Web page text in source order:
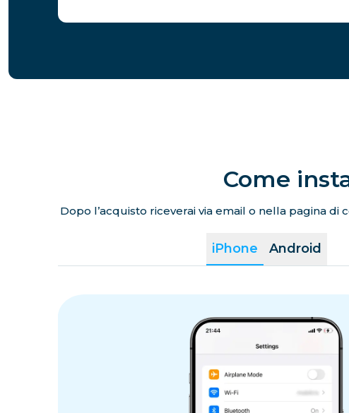
Come
Dopo l’acquisto riceverai via email o nella pagina
iPhone Android